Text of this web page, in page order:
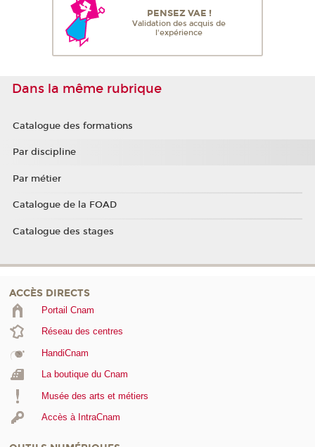
PENSEZ VAE !
Validation des acquis de
l'expérience
Dans la même rubrique
Catalogue des formations
Par discipline
Par métier
Catalogue de la FOAD
Catalogue des stages
ACCÈS DIRECTS
Portail Cnam
Réseau des centres
HandiCnam
La boutique du Cnam
Musée des arts et métiers
Accès à IntraCnam